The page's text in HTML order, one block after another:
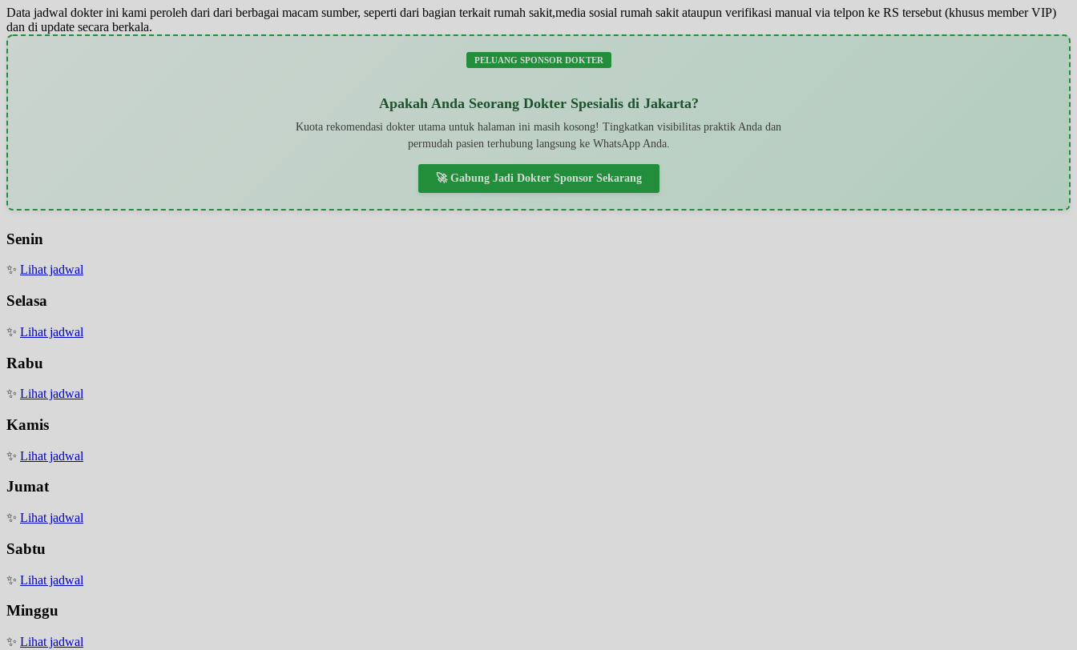
Data jadwal dokter ini kami peroleh dari dari berbagai macam sumber, seperti dari bagian terkait rumah sakit,media sosial rumah sakit ataupun verifikasi manual via telpon ke RS tersebut (khusus member VIP)
dan di update secara berkala.
PELUANG SPONSOR DOKTER
Apakah Anda Seorang Dokter Spesialis di Jakarta?
Kuota rekomendasi dokter utama untuk halaman ini masih kosong! Tingkatkan visibilitas praktik Anda dan
permudah pasien terhubung langsung ke WhatsApp Anda.
🚀 Gabung Jadi Dokter Sponsor Sekarang
Senin
✨ Lihat jadwal
Selasa
✨ Lihat jadwal
Rabu
✨ Lihat jadwal
Kamis
✨ Lihat jadwal
Jumat
✨ Lihat jadwal
Sabtu
✨ Lihat jadwal
Minggu
✨ Lihat jadwal